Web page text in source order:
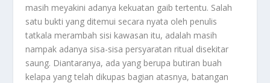
masih meyakini adanya kekuatan gaib tertentu. Salah
satu bukti yang ditemui secara nyata oleh penulis
tatkala merambah sisi kawasan itu, adalah masih
nampak adanya sisa-sisa persyaratan ritual disekitar
saung. Diantaranya, ada yang berupa butiran buah
kelapa yang telah dikupas bagian atasnya, batangan